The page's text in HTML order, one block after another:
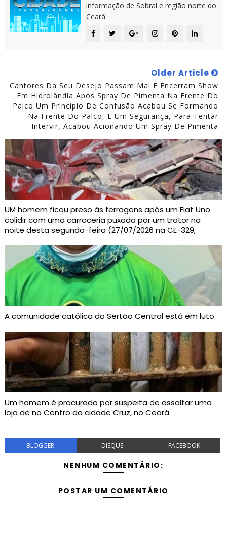
informação de Sobral e região norte do
Ceará
Older Article
Cantores Da Seu Desejo Passam Mal E Encerram Show
Em Hidrolândia Após Spray De Pimenta Na Frente Do
Palco Um Princípio De Confusão Acabou Se Formando
Na Frente Do Palco, E Um Segurança, Para Tentar
Intervir, Acabou Acionando Um Spray De Pimenta
UM homem ficou preso às ferragens após um Fiat Uno
colidir com uma carroceria puxada por um trator na
noite desta segunda-feira (27/07/2026 na CE-329,
A comunidade católica do Sertão Central está em luto.
Um homem é procurado por suspeita de assaltar uma
loja de no Centro da cidade Cruz, no Ceará.
BLOGGER DISQUS FACEBOOK
NENHUM COMENTÁRIO:
POSTAR UM COMENTÁRIO